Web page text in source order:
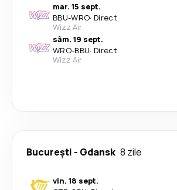
mar. 15 sept.
BBU-WRO· Direct
Wizz Air
sâm. 19 sept.
WRO-BBU· Direct
Wizz Air
București - Gdansk 8 zile
vin. 18 sept.